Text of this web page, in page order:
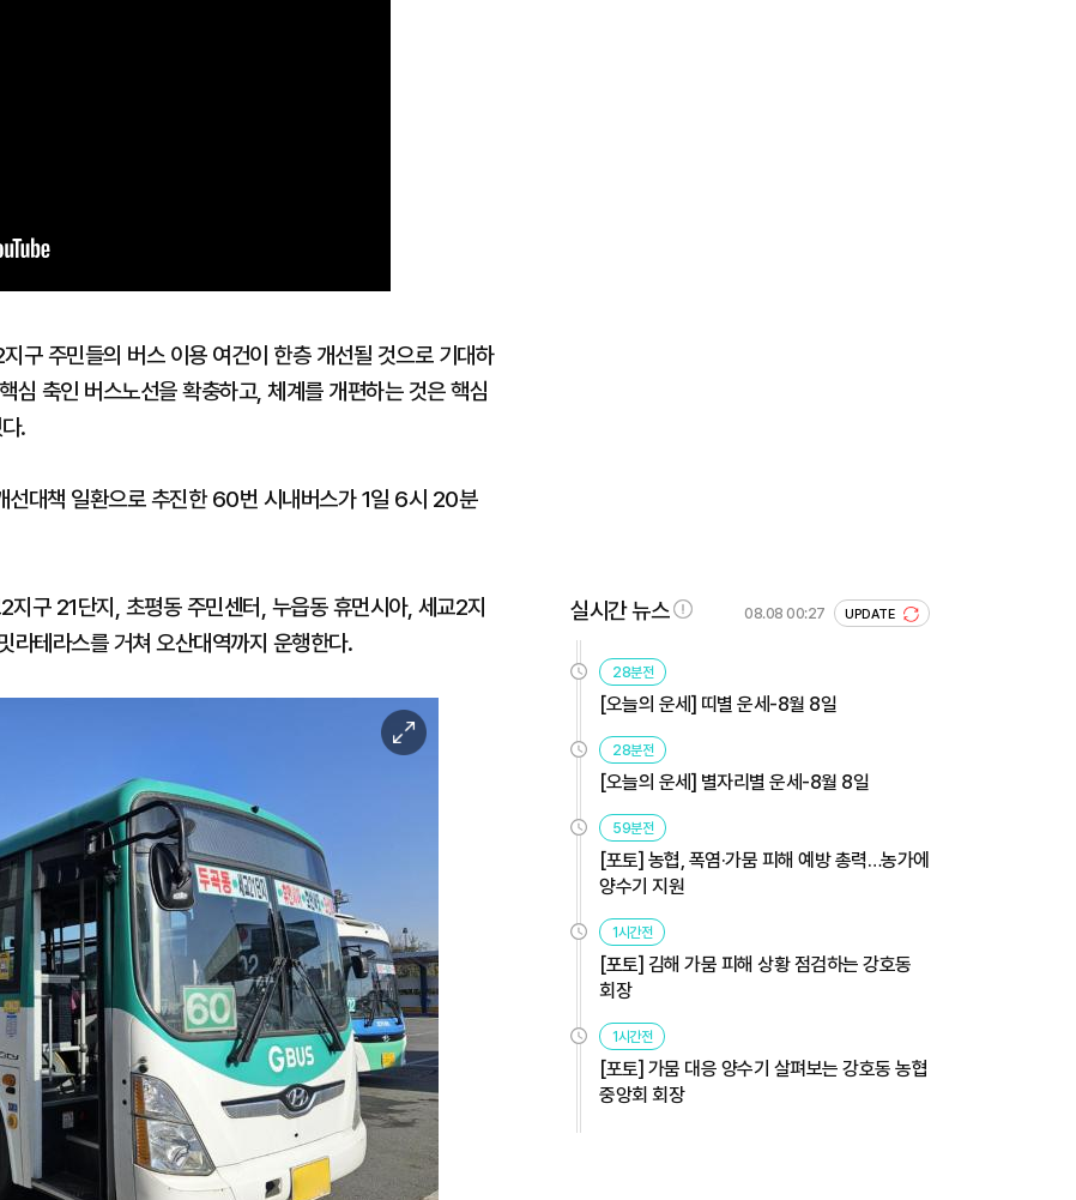
구 주민들의 버스 이용 여건이 한층 개선될 것으로 기대하
심 축인 버스노선을 확충하고, 체계를 개편하는 것은 핵심
.
선대책 일환으로 추진한 60번 시내버스가 1일 6시 20분
구 21단지, 초평동 주민센터, 누읍동 휴먼시아, 세교2지
라테라스를 거쳐 오산대역까지 운행한다.
이
미
실시간 뉴스 08.08 00:27 UPDATE
28분전
[오늘의 운세] 띠별 운세-8월 8일
28분전
[오늘의 운세] 별자리별 운세-8월 8일
59분전
[포토] 농협, 폭염·가뭄 피해 예방 총력…농가에
양수기 지원
1시간전
[포토] 김해 가뭄 피해 상황 점검하는 강호동
회장
1시간전
[포토] 가뭄 대응 양수기 살펴보는 강호동 농협
중앙회 회장